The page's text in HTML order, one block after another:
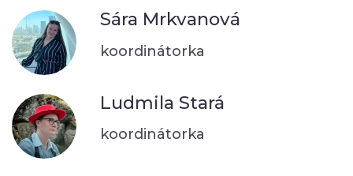
Sára Mrkvanová
koordinátorka
Ludmila Stará
koordinátorka